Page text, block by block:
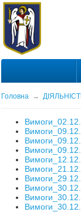
Головна→